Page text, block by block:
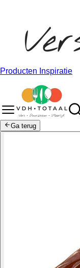
Producten Inspiratie
Ga terug